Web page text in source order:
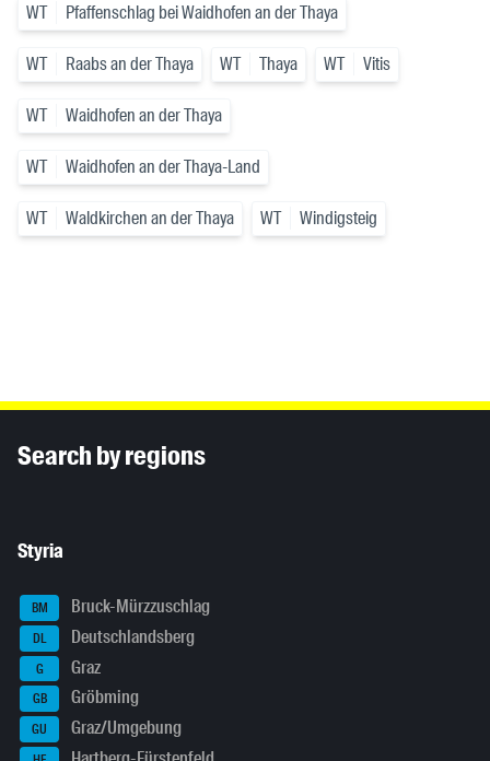
WT Pfaffenschlag bei Waidhofen an der Thaya
WT Raabs an der Thaya WT Thaya WT Vitis
WT Waidhofen an der Thaya
WT Waidhofen an der Thaya-Land
WT Waldkirchen an der Thaya WT Windigsteig
Search by regions
Styria
BM Bruck-Mürzzuschlag
DL Deutschlandsberg
G Graz
GB Gröbming
GU Graz/Umgebung